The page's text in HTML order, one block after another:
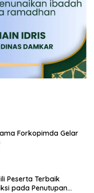
Forkopimda Gelar
Peserta Terbaik
pada Penutupan